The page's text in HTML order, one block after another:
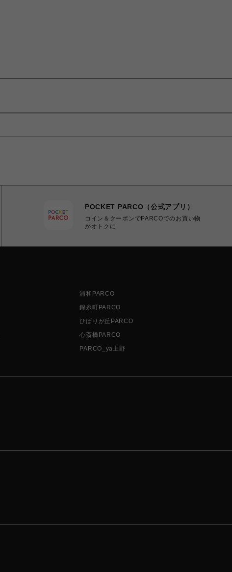
POCKET PARCO（公式アプリ）
コイン＆クーポンでPARCOでのお買い物
がオトクに
浦和PARCO
錦糸町PARCO
ひばりが丘PARCO
心斎橋PARCO
PARCO_ya上野